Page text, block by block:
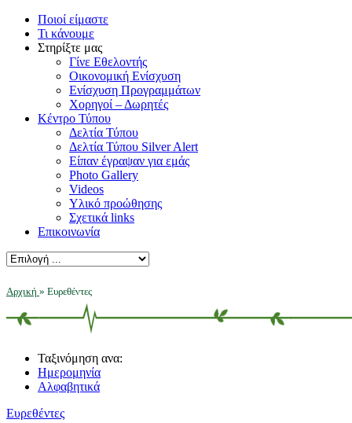
Ποιοί είμαστε
Τι κάνουμε
Στηρίξτε μας
Γίνε Εθελοντής
Οικονομική Ενίσχυση
Ενίσχυση Προγραμμάτων
Χορηγοί – Δωρητές
Κέντρο Τύπου
Δελτία Τύπου
Δελτία Τύπου Silver Alert
Είπαν έγραψαν για εμάς
Photo Gallery
Videos
Υλικό προώθησης
Σχετικά links
Επικοινωνία
Αρχική » Ευρεθέντες
Ταξινόμηση ανα:
Ημερομηνία
Αλφαβητικά
Ευρεθέντες